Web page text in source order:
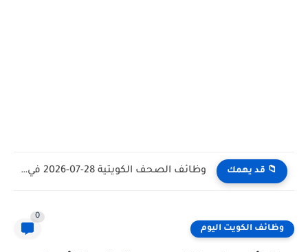
📁 قد يهمك وظائف الكويت اليوم بتاريخ 28-07-2026 للأجانب والمواطنين في مختلف التخصصات
وظائف الكويت اليوم
0